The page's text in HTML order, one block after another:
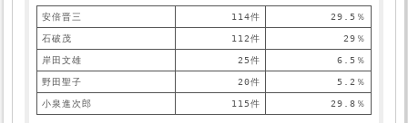
安倍晋三 114件 29.5％
石破茂 112件 29％
岸田文雄 25件 6.5％
野田聖子 20件 5.2％
小泉進次郎 115件 29.8％